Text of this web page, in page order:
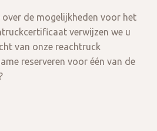
de mogelijkheden voor het
verwijzen we u
van onze reachtruck
reserveren voor één van de